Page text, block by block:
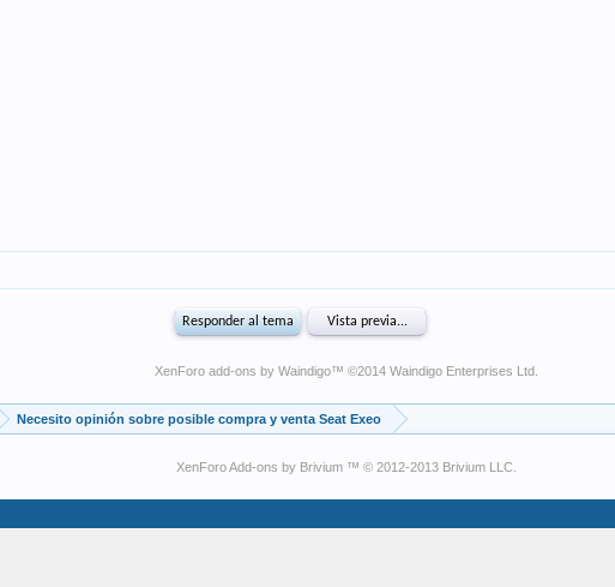
XenForo add-ons by Waindigo™ ©2014 Waindigo Enterprises Ltd
Necesito opinión sobre posible compra y venta Seat Exeo
XenForo Add-ons by Brivium ™ © 2012-2013 Brivium LLC.